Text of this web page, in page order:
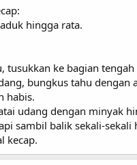
hingga rata.
tusukkan ke bagian tengah
bungkus tahu
habis.
udang dengan minyak
sambil balik sekali-
kecap.